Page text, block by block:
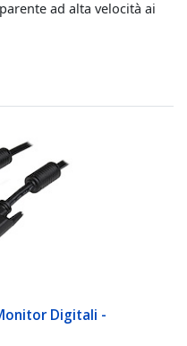
ad alta velocità ai
Digitali -